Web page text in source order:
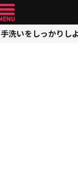
手洗いをしっかりし